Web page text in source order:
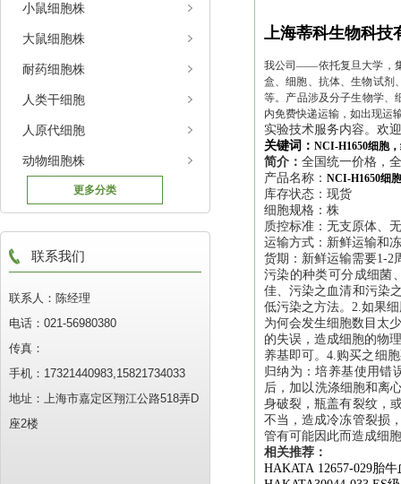
小鼠细胞株
大鼠细胞株
耐药细胞株
人类干细胞
人原代细胞
动物细胞株
更多分类
联系我们
联系人：陈经理
电话：021-56980380
传真：
手机：17321440983,15821734033
地址：上海市嘉定区翔江公路518弄D
座2楼
上海蒂科生物科技
我公司——依托复旦大学，
盒、细胞、抗体、生物试剂
等。产品涉及分子生物学、
内免费快递运输，如出现运
实验技术服务内容。欢
关键词： NCI-H1650细胞
简介： 全国统一价格，
产品名称： NCI-H1650细
库存状态：现货
细胞规格：株
质控标准：无支原体、
运输方式：新鲜运输和
货期：新鲜运输需要1-2
污染的种类可分成细菌
佳、污染之血清和污染
低污染之方法。2.如果
为何会发生细胞数目太
的失误，造成细胞的物
养基即可。4.购买之细
归纳为：培养基使用错
后，加以洗涤细胞和离
身破裂，瓶盖有裂纹，
不当，造成冷冻管裂损
管有可能因此而造成细
相关推荐：
HAKATA 12657-029胎牛